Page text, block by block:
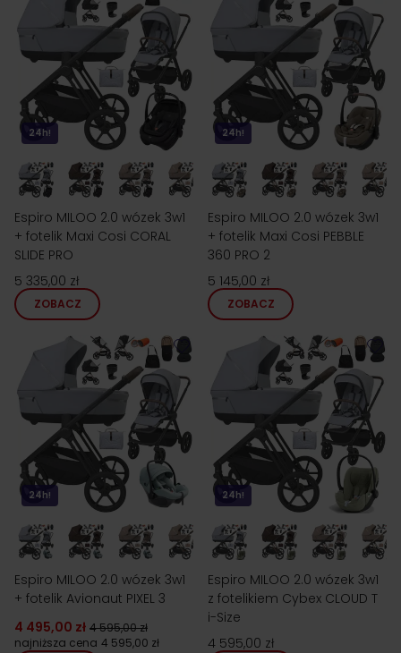
24h!
Espiro MILOO 2.0 wózek 3w1
+ fotelik Maxi Cosi CORAL
SLIDE PRO
5 335,00 zł
ZOBACZ
24h!
Espiro MILOO 2.0 wózek 3w1
+ fotelik Maxi Cosi PEBBLE
360 PRO 2
5 145,00 zł
ZOBACZ
24h!
Espiro MILOO 2.0 wózek 3w1
+ fotelik Avionaut PIXEL 3
4 495,00 zł 4 595,00 zł
najniższa cena 4 595,00 zł
24h!
Espiro MILOO 2.0 wózek 3w1
z fotelikiem Cybex CLOUD T
i-Size
4 595,00 zł